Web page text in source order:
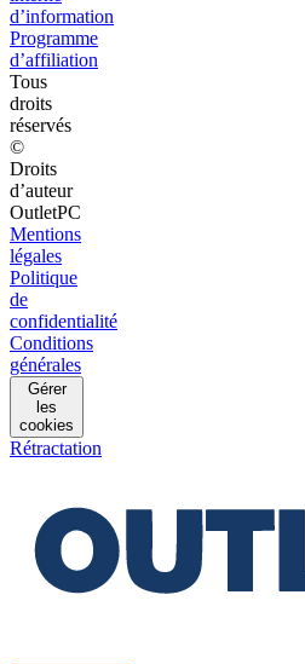
d’information
Programme
d’affiliation
Tous
droits
réservés
©
Droits
d’auteur
OutletPC
Mentions
légales
Politique
de
confidentialité
Conditions
générales
Gérer
les
cookies
Rétractation